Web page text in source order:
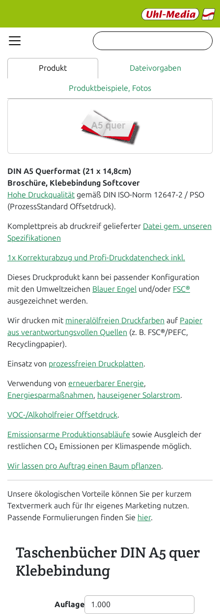
Produkt Dateivorgaben
Produktbeispiele, Fotos
DIN A5 Querformat (21 x 14,8cm)
Broschüre, Klebebindung Softcover
Hohe Druckqualität gemäß DIN ISO-Norm 12647-2 / PSO
(ProzessStandard Offsetdruck).
Komplettpreis ab druckreif gelieferter Datei gem. unseren
Spezifikationen
1x Korrekturabzug und Profi-Druckdatencheck inkl.
Dieses Druckprodukt kann bei passender Konfiguration
mit den Umweltzeichen Blauer Engel und/oder FSC®
ausgezeichnet werden.
Wir drucken mit mineralölfreien Druckfarben auf Papier
aus verantwortungsvollen Quellen (z. B. FSC®/PEFC,
Recyclingpapier).
Einsatz von prozessfreien Druckplatten.
Verwendung von erneuerbarer Energie,
Energiesparmaßnahmen, hauseigener Solarstrom.
VOC-/Alkoholfreier Offsetdruck.
Emissionsarme Produktionsabläufe sowie Ausgleich der
restlichen CO₂ Emissionen per Klimaspende möglich.
Wir lassen pro Auftrag einen Baum pflanzen.
Unsere ökologischen Vorteile können Sie per kurzem
Textvermerk auch für Ihr eigenes Marketing nutzen.
Passende Formulierungen finden Sie hier.
Taschenbücher DIN A5 quer
Klebebindung
Auflage